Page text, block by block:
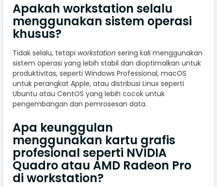
Apakah workstation selalu
menggunakan sistem operasi
khusus?
Tidak selalu, tetapi workstation sering kali menggunakan
sistem operasi yang lebih stabil dan dioptimalkan untuk
produktivitas, seperti Windows Professional, macOS
untuk perangkat Apple, atau distribusi Linux seperti
Ubuntu atau CentOS yang lebih cocok untuk
pengembangan dan pemrosesan data.
Apa keunggulan
menggunakan kartu grafis
profesional seperti NVIDIA
Quadro atau AMD Radeon Pro
di workstation?